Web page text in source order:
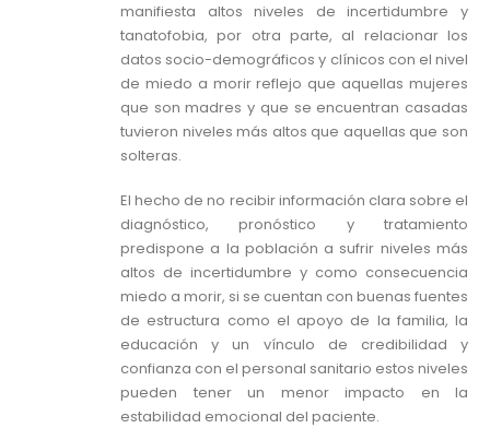
manifiesta altos niveles de incertidumbre y
tanatofobia, por otra parte, al relacionar los
datos socio-demográficos y clínicos con el nivel
de miedo a morir reflejo que aquellas mujeres
que son madres y que se encuentran casadas
tuvieron niveles más altos que aquellas que son
solteras.
El hecho de no recibir información clara sobre el
diagnóstico, pronóstico y tratamiento
predispone a la población a sufrir niveles más
altos de incertidumbre y como consecuencia
miedo a morir, si se cuentan con buenas fuentes
de estructura como el apoyo de la familia, la
educación y un vínculo de credibilidad y
confianza con el personal sanitario estos niveles
pueden tener un menor impacto en la
estabilidad emocional del paciente.